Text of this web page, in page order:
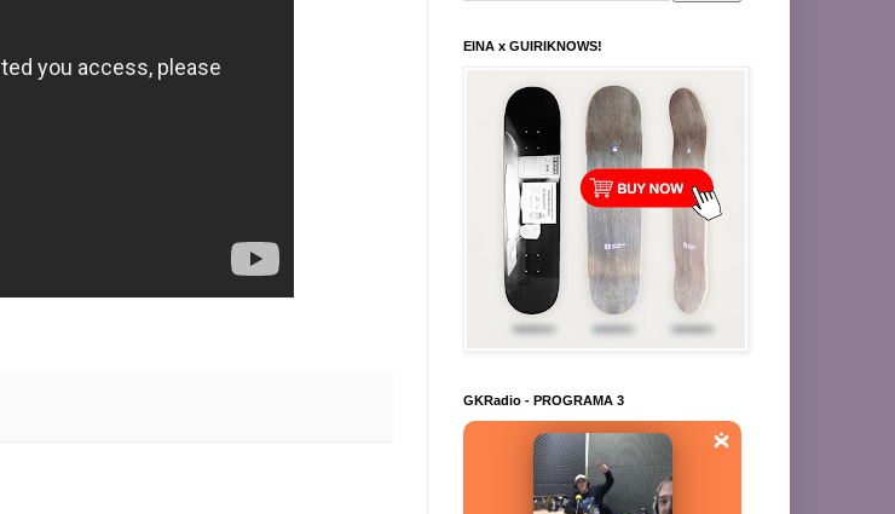
EINA x GUIRIKNOWS!
GKRadio - PROGRAMA 3